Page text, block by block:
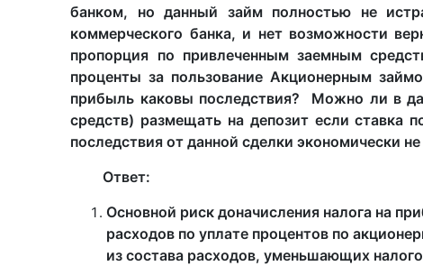
банком, но данный займ полностью не
коммерческого банка, и нет возможности
пропорция по привлеченным заемным
проценты за пользование Акционерным
прибыль каковы последствия? Можно ли в
средств) размещать на депозит если ставка
последствия от данной сделки экономически
Ответ:
Основной риск доначисления налога на
расходов по уплате процентов по
из состава расходов, уменьшающих